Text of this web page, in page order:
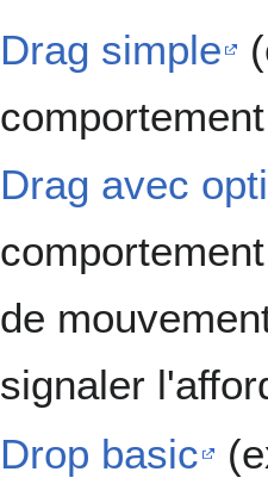
Drag simple
Drag avec
de
signaler
Drop basic